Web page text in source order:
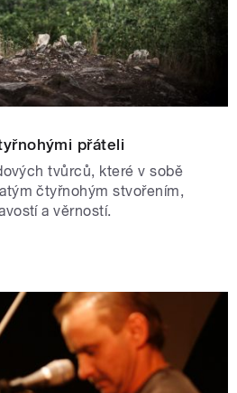
přáteli
tvůrců, které v sobě
čtyřnohým stvořením,
a věrností.